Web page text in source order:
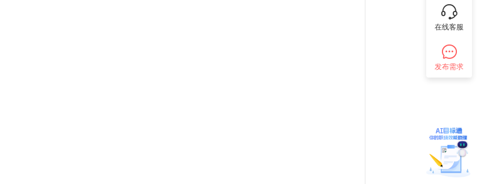
在线客服
发布需求